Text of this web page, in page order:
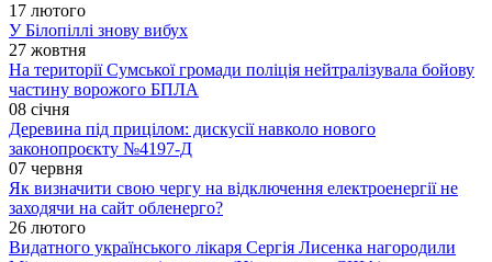
17 лютого
У Білопіллі знову вибух
27 жовтня
На території Сумської громади поліція нейтралізувала бойову
частину ворожого БПЛА
08 січня
Деревина під прицілом: дискусії навколо нового
законопроєкту №4197-Д
07 червня
Як визначити свою чергу на відключення електроенергії не
заходячи на сайт обленерго?
26 лютого
Видатного українського лікаря Сергія Лисенка нагородили